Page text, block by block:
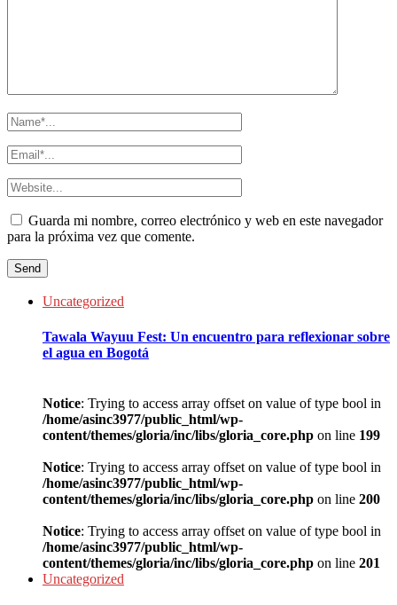
Guarda mi nombre, correo electrónico y web en este navegador
para la próxima vez que comente.
Uncategorized
Tawala Wayuu Fest: Un encuentro para reflexionar sobre
el agua en Bogotá
Notice: Trying to access array offset on value of type bool in
/home/asinc3977/public_html/wp-
content/themes/gloria/inc/libs/gloria_core.php on line 199
Notice: Trying to access array offset on value of type bool in
/home/asinc3977/public_html/wp-
content/themes/gloria/inc/libs/gloria_core.php on line 200
Notice: Trying to access array offset on value of type bool in
/home/asinc3977/public_html/wp-
content/themes/gloria/inc/libs/gloria_core.php on line 201
Uncategorized